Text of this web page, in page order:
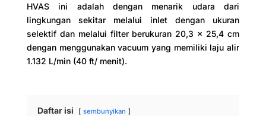
HVAS ini adalah dengan menarik udara dari
lingkungan sekitar melalui inlet dengan ukuran
selektif dan melalui filter berukuran 20,3 x 25,4 cm
dengan menggunakan vacuum yang memiliki laju alir
1.132 L/min (40 ft/ menit).
Daftar isi sembunyikan